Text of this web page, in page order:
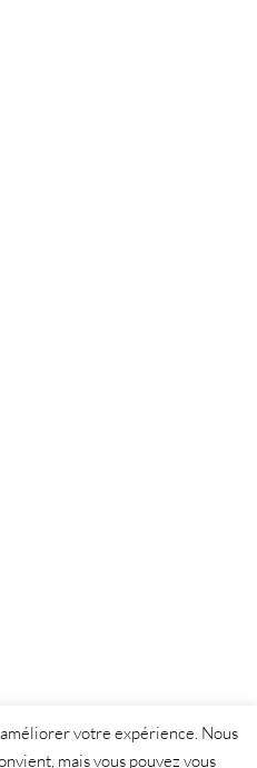
votre expérience. Nous
mais vous pouvez vous